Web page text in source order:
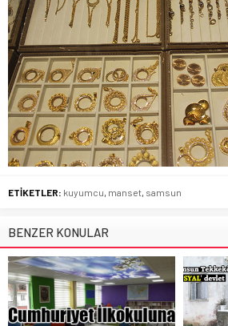
ETİKETLER: kuyumcu manset samsun
BENZER KONULAR